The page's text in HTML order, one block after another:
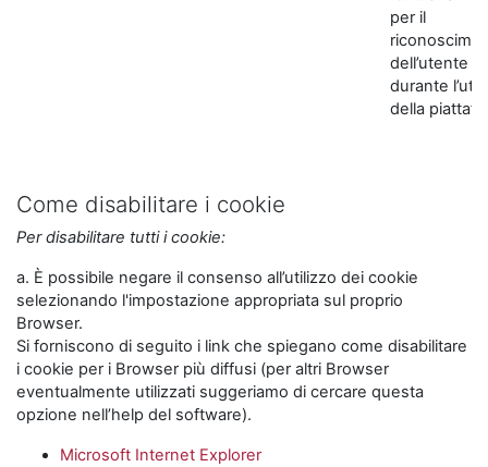
per il
dell’utente
durante
della
Come disabilitare i cookie
Per disabilitare tutti i cookie:
a. È possibile negare il consenso all’utilizzo dei cookie
selezionando l'impostazione appropriata sul proprio
Browser.
Si forniscono di seguito i link che spiegano come disabilitare
i cookie per i Browser più diffusi (per altri Browser
eventualmente utilizzati suggeriamo di cercare questa
opzione nell’help del software).
Microsoft Internet Explorer